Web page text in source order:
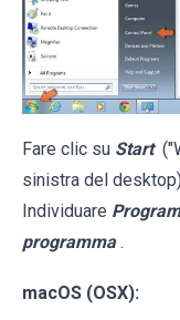
Fare clic su Start
sinistra del
Individuare
programma .
macOS (OSX):